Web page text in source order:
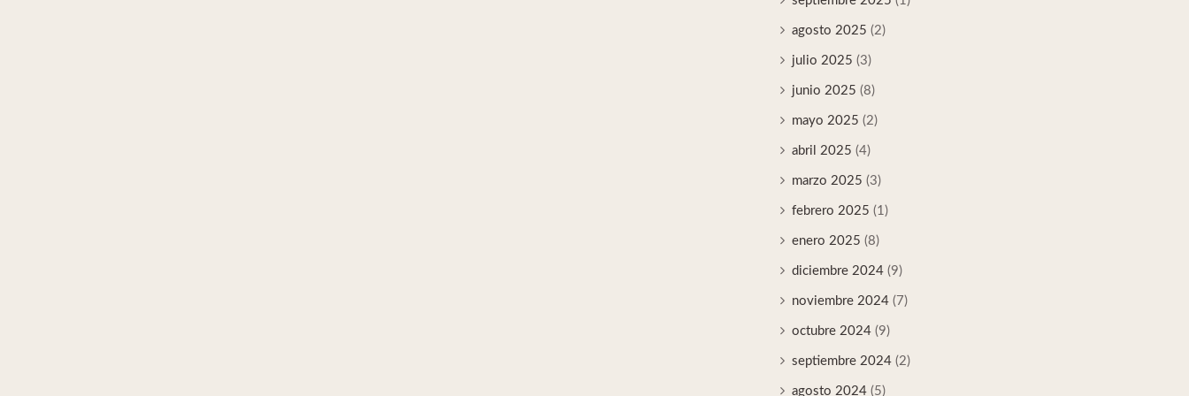
agosto 2025 (2)
julio 2025 (3)
junio 2025 (8)
mayo 2025 (2)
abril 2025 (4)
marzo 2025 (3)
febrero 2025 (1)
enero 2025 (8)
diciembre 2024 (9)
noviembre 2024 (7)
octubre 2024 (9)
septiembre 2024 (2)
agosto 2024 (5)